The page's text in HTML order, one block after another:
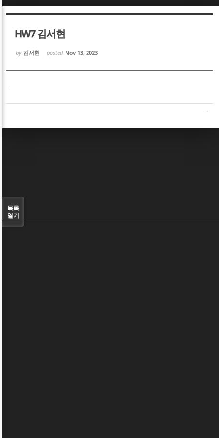
HW7 김서현
by 김서현 posted Nov 13, 2023
.
목록
열기
Sketchbook5, 스케치북5
Sketchbook5, 스케치북5
Sketchbook5, 스케치북5
Sketchbook5, 스케치북5